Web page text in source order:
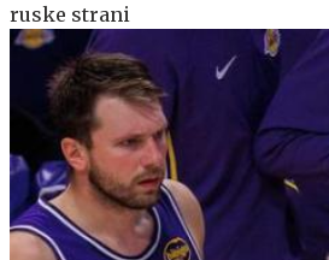
ruske strani